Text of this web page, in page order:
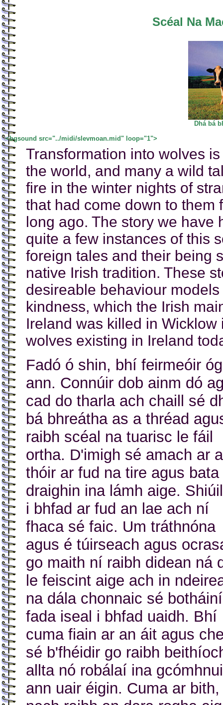
Scéal Na
Dhá bá
<bgsound src="../midi/slevmoan.mid" loop="1">
Transformation into wolves
the world, and many a wild
fire in the winter nights of
that had come down to them
long ago. The story we have
quite a few instances of this
foreign tales and their being
native Irish tradition. These
desireable behaviour
kindness, which the Irish
Ireland was killed in
wolves existing in Ireland
Fadó ó shin, bhí feirmeóir óg
ann. Connúir dob ainm dó
cad do tharla ach chaill sé
bá bhreátha as a thréad
raibh scéal na tuarisc le fáil
ortha. D'imigh sé amach ar a
thóir ar fud na tire agus bata
draighin ina lámh aige.
i bhfad ar fud an lae ach ní
fhaca sé faic. Um tráthnóna
agus é túirseach agus
go maith ní raibh didean ná
le feiscint aige ach in
na dála chonnaic sé
fada iseal i bhfad uaidh. Bhí
cuma fiain ar an áit agus
sé b'fhéidir go raibh
allta nó robálaí ina gcómhnui
ann uair éigin. Cuma ar bith,